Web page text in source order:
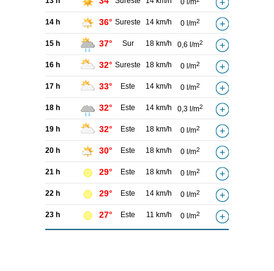
0 l/m
14 h 36° Sureste 14 km/h 0 l/m2
15 h 37° Sur 18 km/h 0,6 l/m2
16 h 32° Sureste 18 km/h 0 l/m2
17 h 33° Este 14 km/h 0 l/m2
18 h 32° Este 14 km/h 0,3 l/m2
19 h 32° Este 18 km/h 0 l/m2
20 h 30° Este 18 km/h 0 l/m2
21 h 29° Este 18 km/h 0 l/m2
22 h 29° Este 14 km/h 0 l/m2
23 h 27° Este 11 km/h 0 l/m2